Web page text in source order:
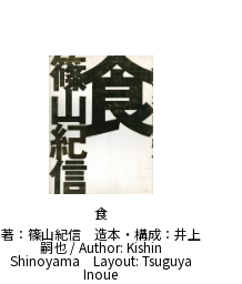
食
著：篠山紀信 造本・構成：井上
嗣也 / Author: Kishin
Shinoyama Layout: Tsuguya
Inoue